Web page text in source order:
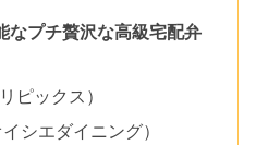
なプチ贅沢な高級宅配弁
ピックス）
シエダイニング）